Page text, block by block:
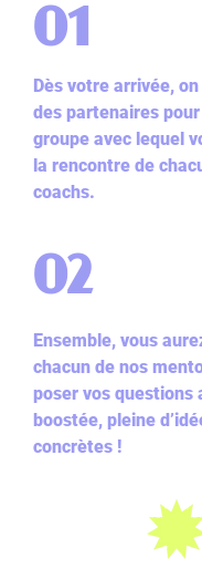
01
Dès votre arrivée,
des partenaires
groupe avec lequel
la rencontre de
coachs.
02
Ensemble, vous
chacun de nos
poser vos questions
boostée, pleine
concrètes !